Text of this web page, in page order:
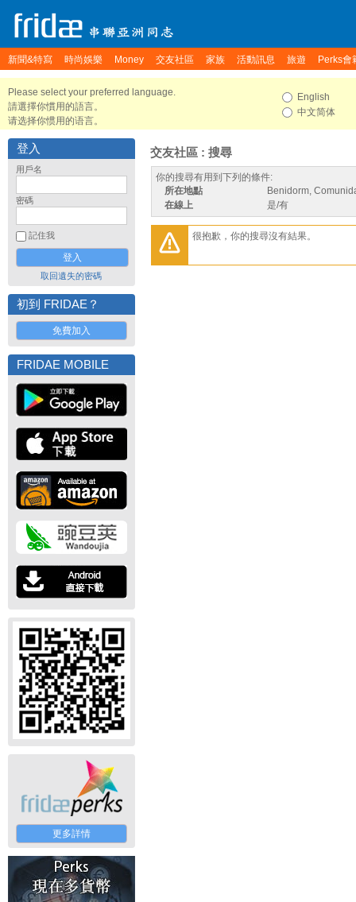
新聞&特寫 時尚娛樂 Money 交友社區 家族 活動訊息 旅遊 Perks會
Please select your preferred language.
請選擇你慣用的語言。
请选择你惯用的语言。
English
中文简体
登入
用戶名
密碼
記住我
取回遺失的密碼
初到 FRIDAE？
免費加入
FRIDAE MOBILE
更多詳情
交友社區 : 搜尋
你的搜尋有用到下列的條件:
所在地點
Benidorm,
在線上
是/有
很抱歉，你的搜尋沒有結果。